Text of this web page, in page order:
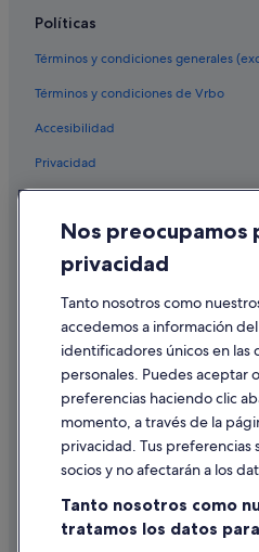
Hoteles con spa en Orihuela
Hoteles de 5 estrellas en La
Políticas
Términos y condiciones generales
Términos y condiciones de Vrbo
Accesibilidad
Privacidad
Condiciones de uso
Información legal/contacto
Pautas sobre el contenido y cómo
Ayuda
Cancelar un vuelo
Cancelar una reserva de hotel o de
Plazos de reembolso
Utilizar un cupón de Expedia
Nos preocupamos
privacidad
Tanto nosotros como
accedemos a información
identificadores únicos en las
personales. Puedes aceptar
preferencias haciendo clic
momento, a través de la
privacidad. Tus preferencias
socios y no afectarán a los
Tanto nosotros como
tratamos los datos